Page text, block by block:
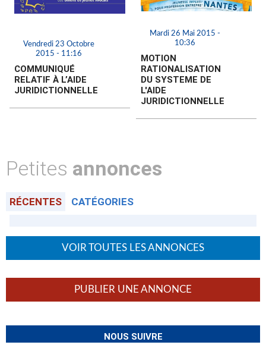
Vendredi 23 Octobre
2015 - 11:16
COMMUNIQUÉ
RELATIF À L’AIDE
JURIDICTIONNELLE
Mardi 26 Mai 2015 -
10:36
MOTION
RATIONALISATION
DU SYSTEME DE
L'AIDE
JURIDICTIONNELLE
Petites annonces
RÉCENTES CATÉGORIES
VOIR TOUTES LES ANNONCES
PUBLIER UNE ANNONCE
NOUS SUIVRE